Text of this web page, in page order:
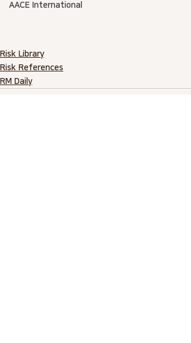
AACE International
Risk Library
Risk References
RM Daily